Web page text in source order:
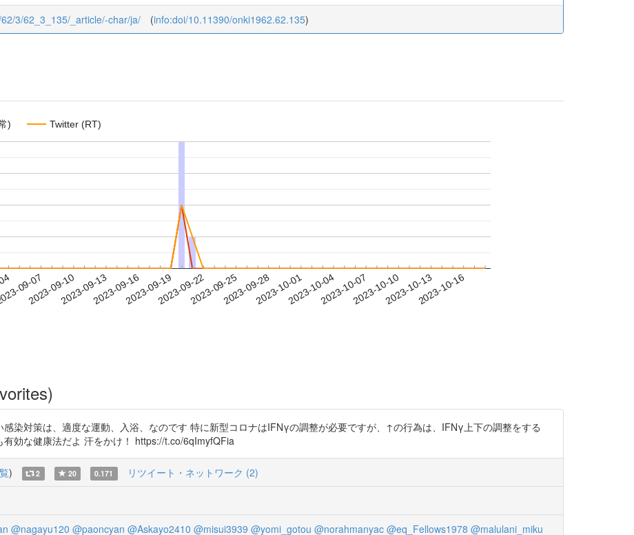
3/62_3_135/_article/-char/ja/ (info:doi/10.11390/onki1962.62.135)
) Twitter (RT)
09-07
2023-09-102023-09-132023-09-162023-09-192023-09-222023-09-252023-09-282023-10-012023-10-042023-10-072023-10-102023-10-132023-10-16
染対策は、適度な運動、入浴、なのです 特に新型コロナはIFNγの調整が必要ですが、↑の行為は、IFNγ上下の調整をする
効な健康法だよ 汗をかけ！ https://t.co/6qImyfQFia
) 2 20 0.171 リツイート・ネットワーク (2)
@nagayu120 @paoncyan @Askayo2410 @misui3939 @yomi_gotou @norahmanyac @eq_Fellows1978 @malulani_miku